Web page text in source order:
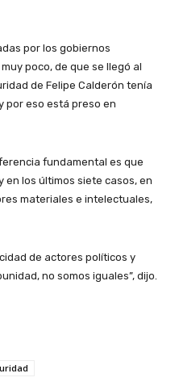
por los gobiernos
poco, de que se llegó al
de Felipe Calderón tenía
por eso está preso en
fundamental es que
en los últimos siete casos, en
materiales e intelectuales,
de actores políticos y
no somos iguales”, dijo.